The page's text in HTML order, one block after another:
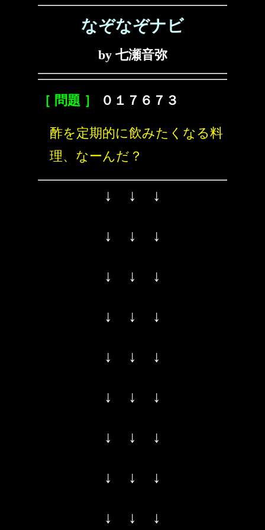
なぞなぞナビ
by 七瀬音弥
［ 問題 ］ ０１７６７３
酢を定期的に飲みたくなる料
理、なーんだ？
↓ ↓ ↓
↓ ↓ ↓
↓ ↓ ↓
↓ ↓ ↓
↓ ↓ ↓
↓ ↓ ↓
↓ ↓ ↓
↓ ↓ ↓
↓ ↓ ↓